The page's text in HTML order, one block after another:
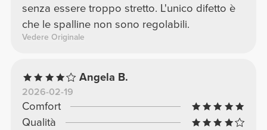
senza essere troppo stretto. L'unico difetto è
che le spalline non sono regolabili.
Vedere Originale
Angela B.
2026-02-19
Comfort
Qualità